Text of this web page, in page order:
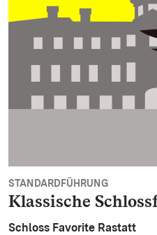
STANDARDFÜHRUNG
Klassische
Schloss Favorite Rastatt